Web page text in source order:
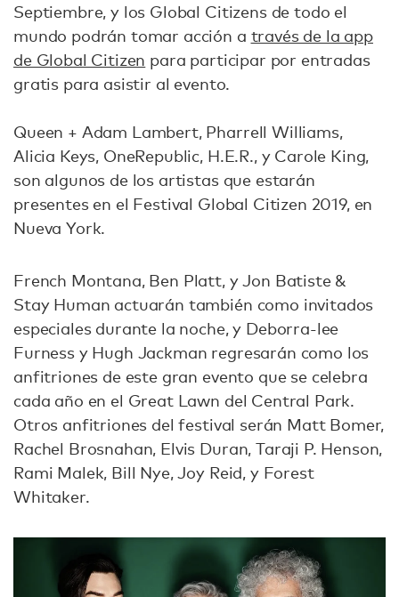
Septiembre, y los Global Citizens de todo el
mundo podrán tomar acción a través de la app
de Global Citizen para participar por entradas
gratis para asistir al evento.
Queen + Adam Lambert, Pharrell Williams,
Alicia Keys, OneRepublic, H.E.R., y Carole King,
son algunos de los artistas que estarán
presentes en el Festival Global Citizen 2019, en
Nueva York.
French Montana, Ben Platt, y Jon Batiste &
Stay Human actuarán también como invitados
especiales durante la noche, y Deborra-lee
Furness y Hugh Jackman regresarán como los
anfitriones de este gran evento que se celebra
cada año en el Great Lawn del Central Park.
Otros anfitriones del festival serán Matt Bomer,
Rachel Brosnahan, Elvis Duran, Taraji P. Henson,
Rami Malek, Bill Nye, Joy Reid, y Forest
Whitaker.